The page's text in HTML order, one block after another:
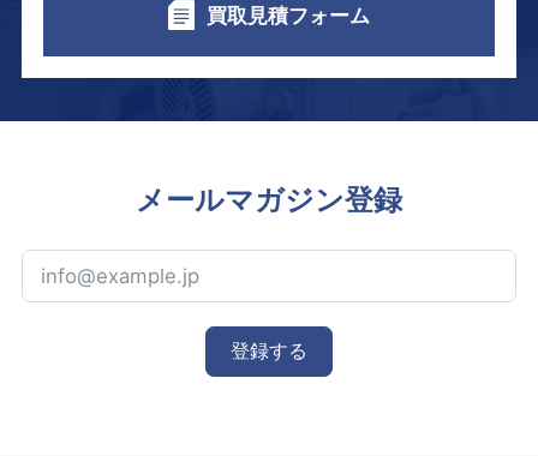
買取見積フォーム
メールマガジン登録
登録する